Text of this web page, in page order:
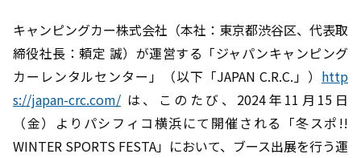
キャンピングカー株式会社（本社：東京都渋谷区、代表取
締役社長：頼定 誠）が運営する「ジャパンキャンピング
カーレンタルセンター」（以下「JAPAN C.R.C.」） http
s://japan-crc.com/ は、このたび、2024年11月15日
（金）よりパシフィコ横浜にて開催される「冬スポ!!
WINTER SPORTS FESTA」において、ブース出展を行う運